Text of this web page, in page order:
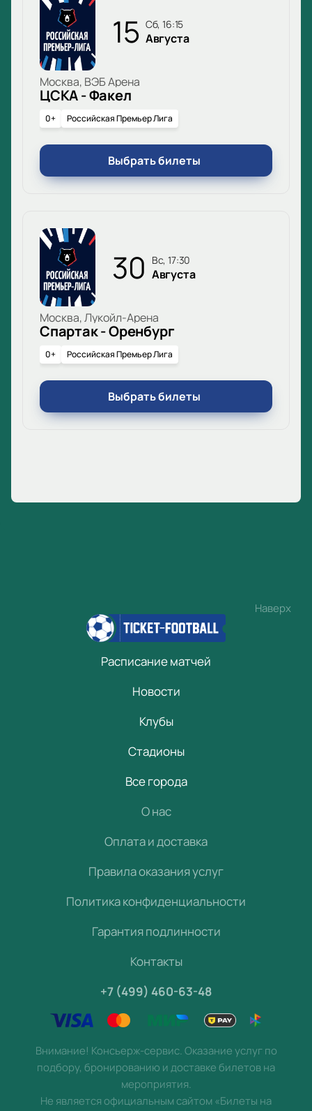
15 сб, 16:15
Августа
Москва, ВЭБ Арена
ЦСКА - Факел
0+ Российская Премьер Лига
Выбрать билеты
30 вс, 17:30
Августа
Москва, Лукойл-Арена
Спартак - Оренбург
0+ Российская Премьер Лига
Выбрать билеты
Наверх
Расписание матчей
Новости
Клубы
Стадионы
Все города
О нас
Оплата и доставка
Правила оказания услуг
Политика конфиденциальности
Гарантия подлинности
Контакты
+7 (499) 460-63-48
Внимание! Консьерж-сервис. Оказание услуг по
подбору, бронированию и доставке билетов на
мероприятия.
Не является официальным сайтом «Билеты на